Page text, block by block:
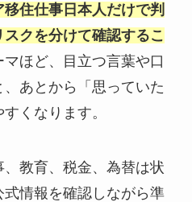
移住仕事日本人だけで判
クを分けて確認するこ
ほど、目立つ言葉や口
あとから「思っていた
くなります。
教育、税金、為替は状
情報を確認しながら準